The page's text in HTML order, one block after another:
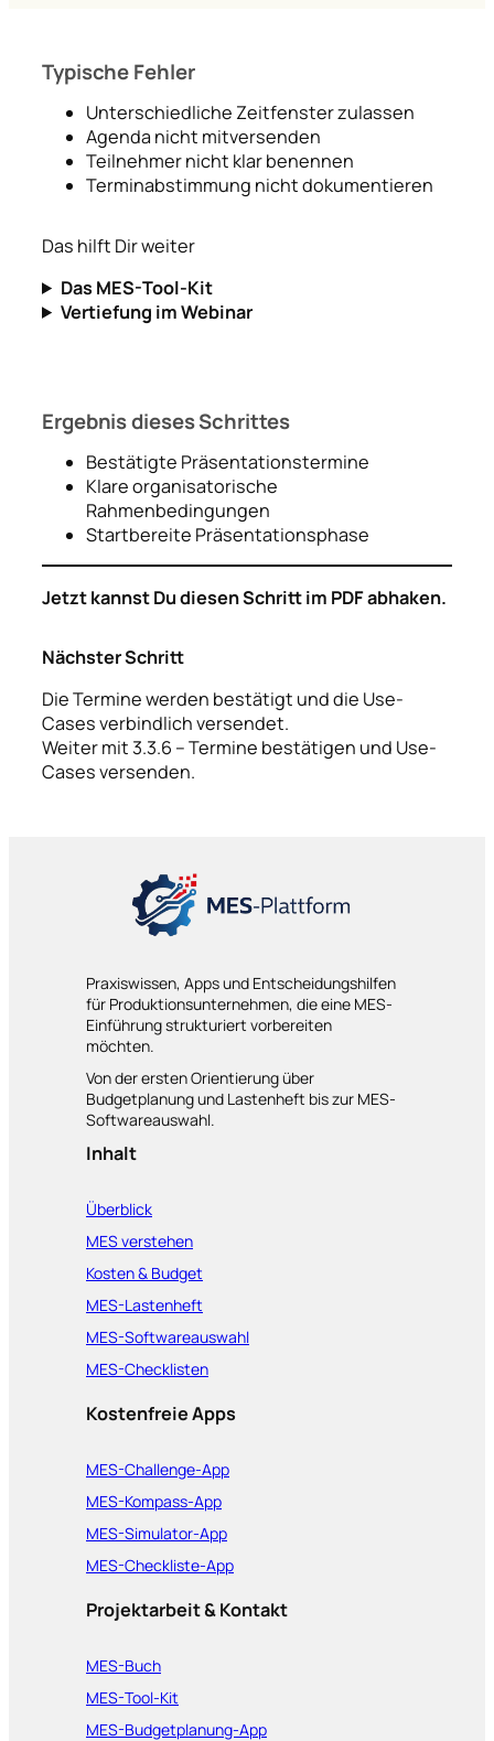
Typische Fehler
Unterschiedliche Zeitfenster zulassen
Agenda nicht mitversenden
Teilnehmer nicht klar benennen
Terminabstimmung nicht dokumentieren
Das hilft Dir weiter
Das MES-Tool-Kit
Vertiefung im Webinar
Ergebnis dieses Schrittes
Bestätigte Präsentationstermine
Klare organisatorische
Rahmenbedingungen
Startbereite Präsentationsphase
Jetzt kannst Du diesen Schritt im PDF abhaken.
Nächster Schritt
Die Termine werden bestätigt und die Use-
Cases verbindlich versendet.
Weiter mit 3.3.6 – Termine bestätigen und Use-
Cases versenden.
Praxiswissen, Apps und Entscheidungshilfen
für Produktionsunternehmen, die eine MES-
Einführung strukturiert vorbereiten
möchten.
Von der ersten Orientierung über
Budgetplanung und Lastenheft bis zur MES-
Softwareauswahl.
Inhalt
Überblick
MES verstehen
Kosten & Budget
MES-Lastenheft
MES-Softwareauswahl
MES-Checklisten
Kostenfreie Apps
MES-Challenge-App
MES-Kompass-App
MES-Simulator-App
MES-Checkliste-App
Projektarbeit & Kontakt
MES-Buch
MES-Tool-Kit
MES-Budgetplanung-App